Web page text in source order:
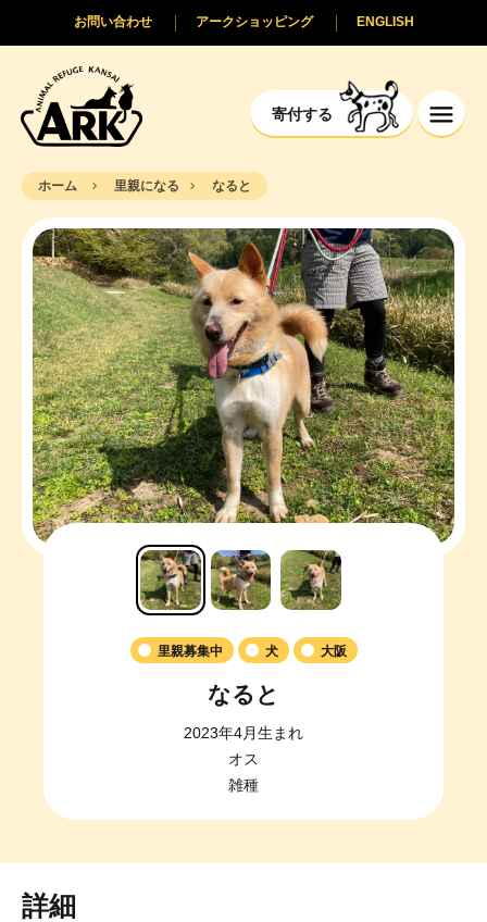
寄付する
ENGLISH
アークショッピング
お問い合わせ
ホーム 里親になる なると
里親募集中 犬 大阪
なると
2023年4月生まれ
オス
雑種
詳細